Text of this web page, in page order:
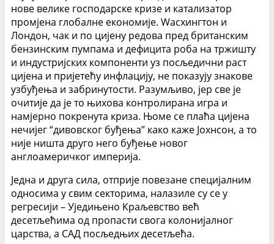
нове велике господарске кризе и катализатор
промјена глобалне економије. Wасхингтон и
Лондон, чак и по цијену редова пред британским
бензинским пумпама и дефицита роба на тржишту
и индустријских компоненти уз посљедични раст
цијена и пријетећу инфлацију, не показују знакове
узбуђења и забринутости. Разумљиво, јер све је
очитије да је то њихова контролирана игра и
намјерно покренута криза. Њоме се плаћа цијена
нечијег “дивовског буђења” како каже Јохнсон, а то
није ништа друго него буђење новог
англоамеричког империја.
Једна и друга сила, отприје повезане специјалним
односима у свим секторима, налазиле су се у
регресији – Уједињено Краљевство већ
десетљећима од пропасти свога колонијалног
царства, а САД посљедњих десетљећа.